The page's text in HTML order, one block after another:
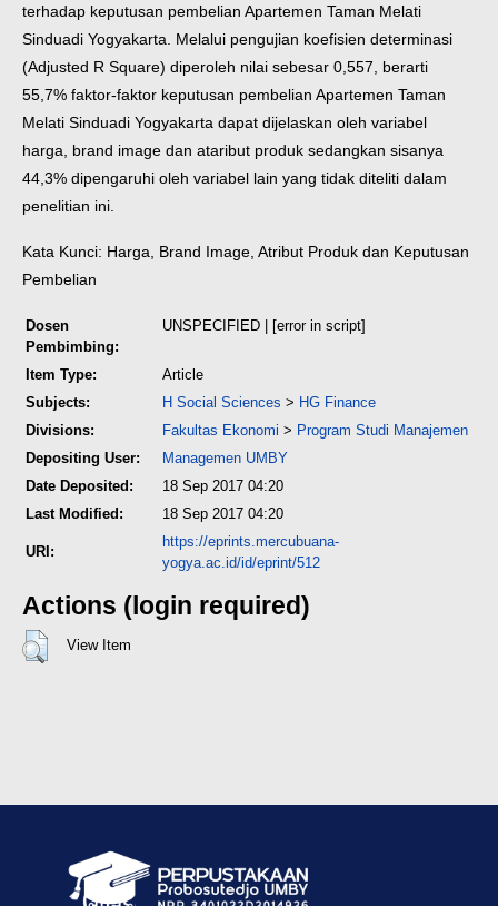
terhadap keputusan pembelian Apartemen Taman Melati
Sinduadi Yogyakarta. Melalui pengujian koefisien determinasi
(Adjusted R Square) diperoleh nilai sebesar 0,557, berarti
55,7% faktor-faktor keputusan pembelian Apartemen Taman
Melati Sinduadi Yogyakarta dapat dijelaskan oleh variabel
harga, brand image dan ataribut produk sedangkan sisanya
44,3% dipengaruhi oleh variabel lain yang tidak diteliti dalam
penelitian ini.
Kata Kunci: Harga, Brand Image, Atribut Produk dan Keputusan
Pembelian
Dosen
Pembimbing:
UNSPECIFIED | [error in script]
Item Type:
Article
Subjects:
H Social Sciences > HG Finance
Divisions:
Fakultas Ekonomi > Program Studi Manajemen
Depositing User:
Managemen UMBY
Date Deposited:
18 Sep 2017 04:20
Last Modified:
18 Sep 2017 04:20
URI:
https://eprints.mercubuana-
yogya.ac.id/id/eprint/512
Actions (login required)
View Item